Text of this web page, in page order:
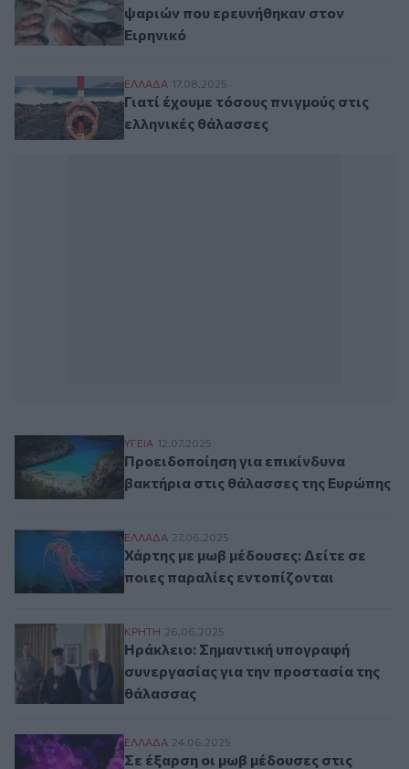
ψαριών που ερευνήθηκαν στον
Ειρηνικό
Γιατί έχουμε τόσους πνιγμούς στις
ΕΛΛAΔΑ 17.08.2025
Γιατί έχουμε τόσους πνιγμούς στις
ελληνικές θάλασσες
Προειδοποίηση για επικίνδυνα
ΥΓΕΙΑ 12.07.2025
Προειδοποίηση για επικίνδυνα
βακτήρια στις θάλασσες της Ευρώπης
Χάρτης με μωβ μέδουσες: Δείτε σε ποιες
ΕΛΛAΔΑ 27.06.2025
Χάρτης με μωβ μέδουσες: Δείτε σε
ποιες παραλίες εντοπίζονται
Ηράκλειο: Σημαντική υπογραφή
ΚΡΗΤΗ 26.06.2025
Ηράκλειο: Σημαντική υπογραφή
συνεργασίας για την προστασία της
θάλασσας
Σε έξαρση οι μωβ μέδουσες στις
ΕΛΛAΔΑ 24.06.2025
Σε έξαρση οι μωβ μέδουσες στις